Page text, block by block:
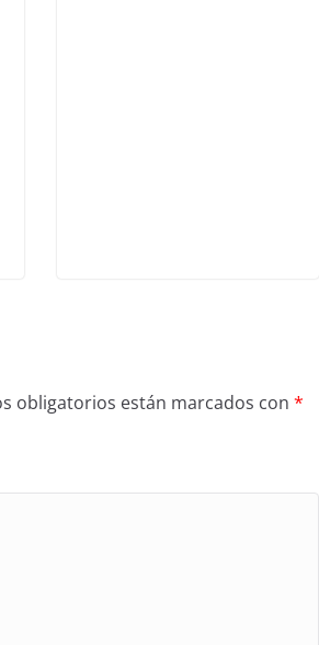
obligatorios están marcados con *